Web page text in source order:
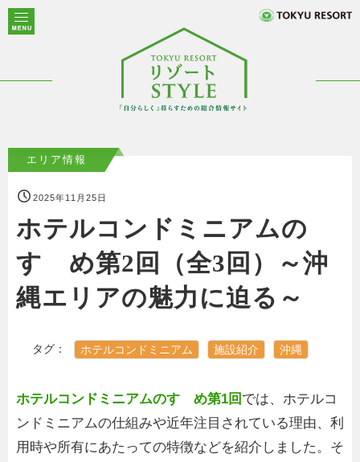
2025年11月25日
ホテルコンドミニアムの
すゝめ第2回（全3回）～沖
縄エリアの魅力に迫る～
タグ： ホテルコンドミニアム 施設紹介 沖縄
エリア情報
ホテルコンドミニアムのすゝめ第1回 では、ホテルコ
ンドミニアムの仕組みや近年注目されている理由、利
用時や所有にあたっての特徴などを紹介しました。そ